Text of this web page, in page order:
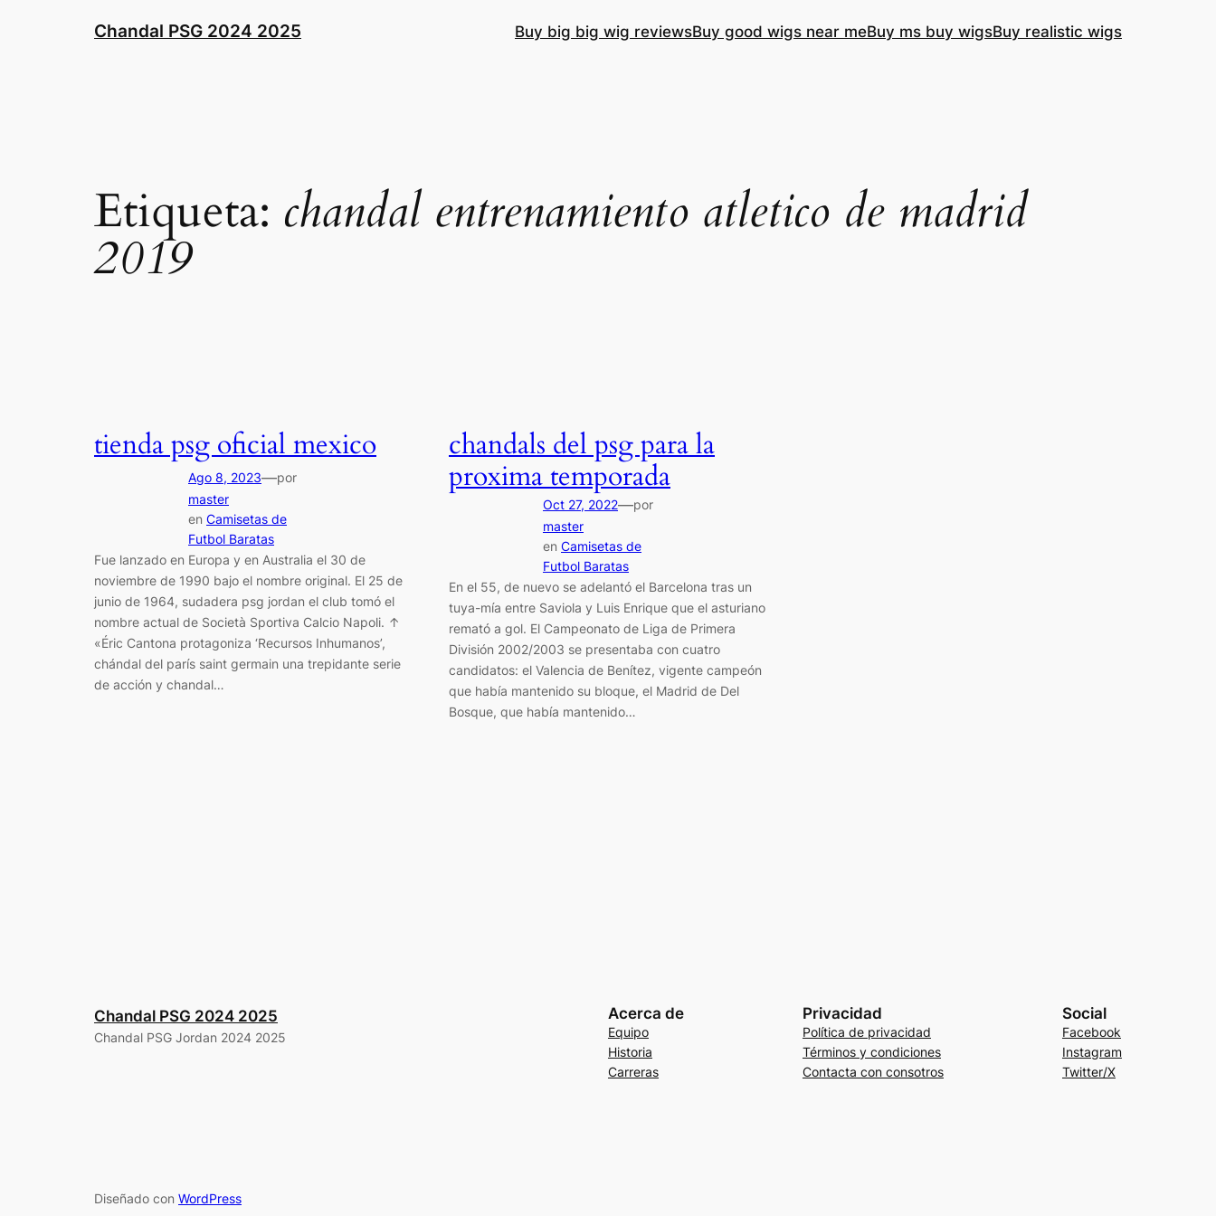
Chandal PSG 2024 2025 Buy big big wig reviewsBuy good wigs near meBuy ms buy wigsBuy realistic wigs
Etiqueta: chandal entrenamiento atletico de madrid
2019
tienda psg oficial mexico
Ago 8, 2023—por
master
en Camisetas de
Futbol Baratas
Fue lanzado en Europa y en Australia el 30 de
noviembre de 1990 bajo el nombre original. El 25 de
junio de 1964, sudadera psg jordan el club tomó el
nombre actual de Società Sportiva Calcio Napoli. ↑
«Éric Cantona protagoniza ‘Recursos Inhumanos’,
chándal del parís saint germain una trepidante serie
de acción y chandal…
chandals del psg para la
proxima temporada
Oct 27, 2022—por
master
en Camisetas de
Futbol Baratas
En el 55, de nuevo se adelantó el Barcelona tras un
tuya-mía entre Saviola y Luis Enrique que el asturiano
remató a gol. El Campeonato de Liga de Primera
División 2002/2003 se presentaba con cuatro
candidatos: el Valencia de Benítez, vigente campeón
que había mantenido su bloque, el Madrid de Del
Bosque, que había mantenido…
Chandal PSG 2024 2025
Chandal PSG Jordan 2024 2025
Acerca de
Equipo
Historia
Carreras
Privacidad
Política de privacidad
Términos y condiciones
Contacta con consotros
Social
Facebook
Instagram
Twitter/X
Diseñado con WordPress